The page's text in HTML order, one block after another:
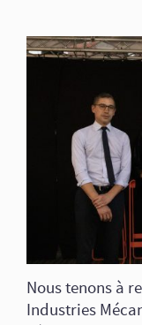
Nous tenons à
Industries